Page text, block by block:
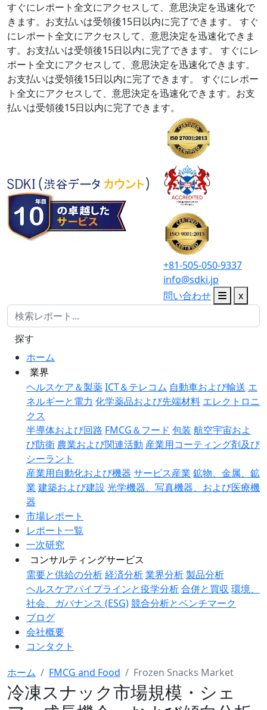
すぐにレポート全文にアクセスして、意思決定を迅速化で
きます。お支払いは受領後15日以内に完了できます。
すぐ
にレポート全文にアクセスして、意思決定を迅速化できま
す。お支払いは受領後15日以内に完了できます。
すぐにレ
ポート全文にアクセスして、意思決定を迅速化できます。
お支払いは受領後15日以内に完了できます。
すぐにレポー
ト全文にアクセスして、意思決定を迅速化できます。お支
払いは受領後15日以内に完了できます。
+81-505-050-9337
info@sdki.jp
問い合わせ
x
ホーム
業界
ヘルスケア＆製薬ICT＆テレコム 自動車および輸送 エ
ネルギーと電力 化学薬品および先端材料 エレクトロニ
クス
半導体および回路 FMCG＆フード 包装 航空宇宙およ
び防衛 農業および関連活動 産業用コーティング剤及び
シーラント
産業用自動化および機器 サービス産業 鉱物、金属、鉱
業 建築および建設 光学機器、写真機器、および医療機
器
市場レポート
レポート一覧
一次研究
コンサルティングサービス
需要と供給の分析経済分析業界分析製品分析
ヘルスケアパイプラインと疫学分析合併と買収 環境、
社会、ガバナンス (ESG)競合分析とベンチマーク
ブログ
会社概要
コンタクト
探す
ホーム FMCG and Food Frozen Snacks Market
冷凍スナック市場規模・シェ